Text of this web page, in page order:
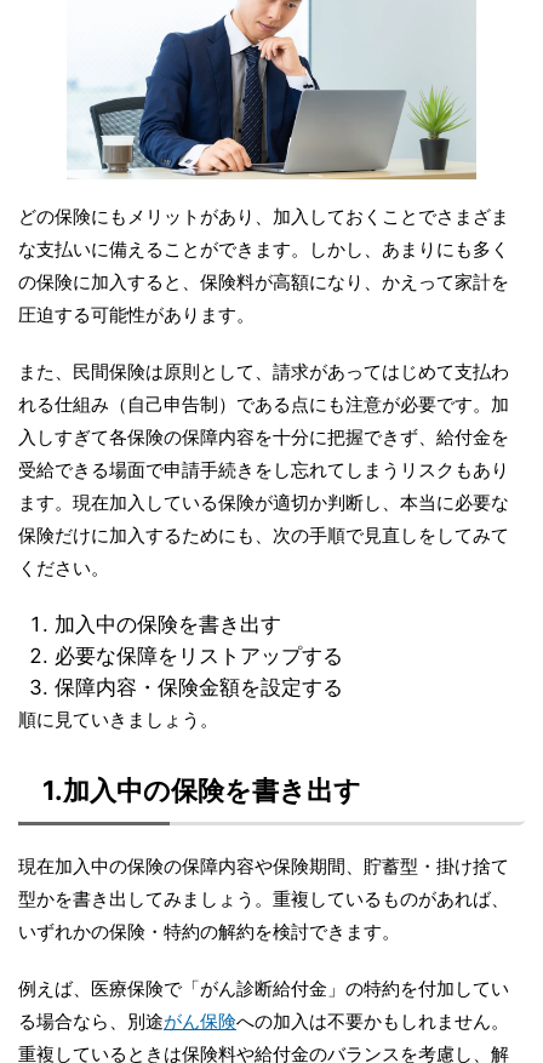
どの保険にもメリットがあり、加入しておくことでさまざま
な支払いに備えることができます。しかし、あまりにも多く
の保険に加入すると、保険料が高額になり、かえって家計を
圧迫する可能性があります。
また、民間保険は原則として、請求があってはじめて支払わ
れる仕組み（自己申告制）である点にも注意が必要です。加
入しすぎて各保険の保障内容を十分に把握できず、給付金を
受給できる場面で申請手続きをし忘れてしまうリスクもあり
ます。現在加入している保険が適切か判断し、本当に必要な
保険だけに加入するためにも、次の手順で見直しをしてみて
ください。
加入中の保険を書き出す
必要な保障をリストアップする
保障内容・保険金額を設定する
順に見ていきましょう。
1.加入中の保険を書き出す
現在加入中の保険の保障内容や保険期間、貯蓄型・掛け捨て
型かを書き出してみましょう。重複しているものがあれば、
いずれかの保険・特約の解約を検討できます。
例えば、医療保険で「がん診断給付金」の特約を付加してい
る場合なら、別途がん保険への加入は不要かもしれません。
重複しているときは保険料や給付金のバランスを考慮し、解